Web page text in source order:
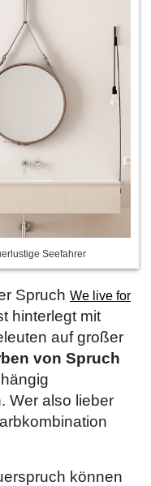
Seefahrer
Spruch We live for
hinterlegt mit
auf großer
von Spruch
Wer also lieber
können